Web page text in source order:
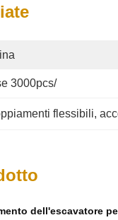
3000pcs/
flessibili,
dell'escavatore